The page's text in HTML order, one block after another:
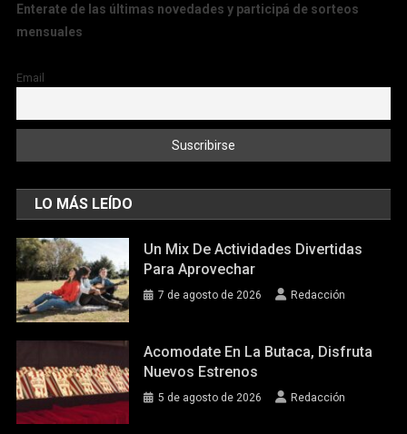
Enterate de las últimas novedades y participá de sorteos
mensuales
Email
LO MÁS LEÍDO
Un Mix De Actividades Divertidas
Para Aprovechar
7 de agosto de 2026 Redacción
Acomodate En La Butaca, Disfruta
Nuevos Estrenos
5 de agosto de 2026 Redacción